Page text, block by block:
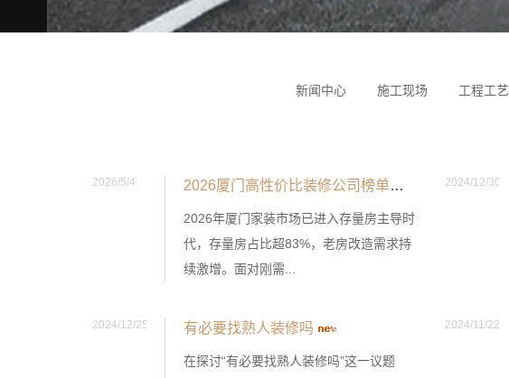
新闻中心 施工现场 工程工艺
2026/5/4 2026厦门高性价比装修公司榜单：刚需业主必看的十家值得关注！
2026年厦门家装市场已进入存量房主导时
代，存量房占比超83%，老房改造需求持
续激增。面对刚需...
2024/12/30
2024/12/25 有必要找熟人装修吗
在探讨“有必要找熟人装修吗”这一议题
2024/11/22